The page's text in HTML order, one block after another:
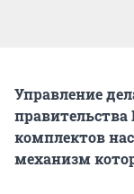
Управление
правительства
комплектов
механизм